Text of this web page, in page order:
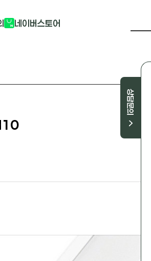
네이버스토어
상담문의